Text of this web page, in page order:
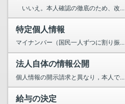
いいえ。本人確認の徹底のため、改...
特定個人情報
マイナンバー（国民一人ずつに割り振...
法人自体の情報公開
個人情報の開示請求と異なり，本人で...
給与の決定